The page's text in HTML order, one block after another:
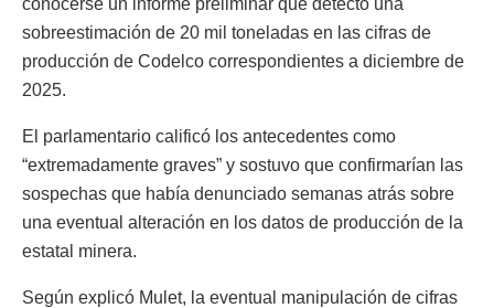
conocerse un informe preliminar que detectó una
sobreestimación de 20 mil toneladas en las cifras de
producción de Codelco correspondientes a diciembre de
2025.
El parlamentario calificó los antecedentes como
“extremadamente graves” y sostuvo que confirmarían las
sospechas que había denunciado semanas atrás sobre
una eventual alteración en los datos de producción de la
estatal minera.
Según explicó Mulet, la eventual manipulación de cifras